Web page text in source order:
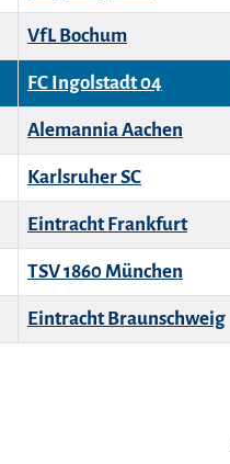
VfL Bochum
FC Ingolstadt 04
Alemannia Aachen
Karlsruher SC
Eintracht Frankfurt
TSV 1860 München
Eintracht Braunschweig